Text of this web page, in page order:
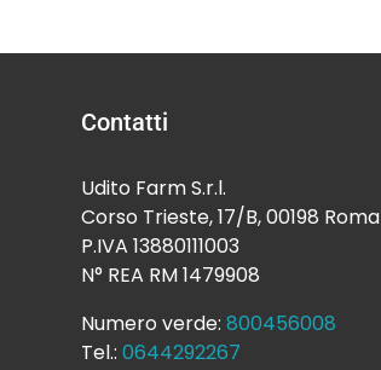
Contatti
Udito Farm S.r.l.
Corso Trieste, 17/B, 00198 Roma
P.IVA 13880111003
N° REA RM 1479908
Numero verde:800456008
Tel.:0644292267